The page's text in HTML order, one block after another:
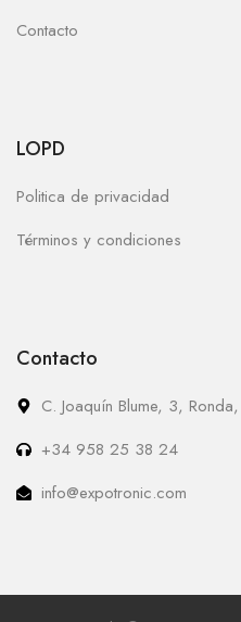
Contacto
LOPD
Politica de privacidad
Términos y condiciones
Contacto
C. Joaquín Blume, 3,
+34 958 25 38 24
info@expotronic.com